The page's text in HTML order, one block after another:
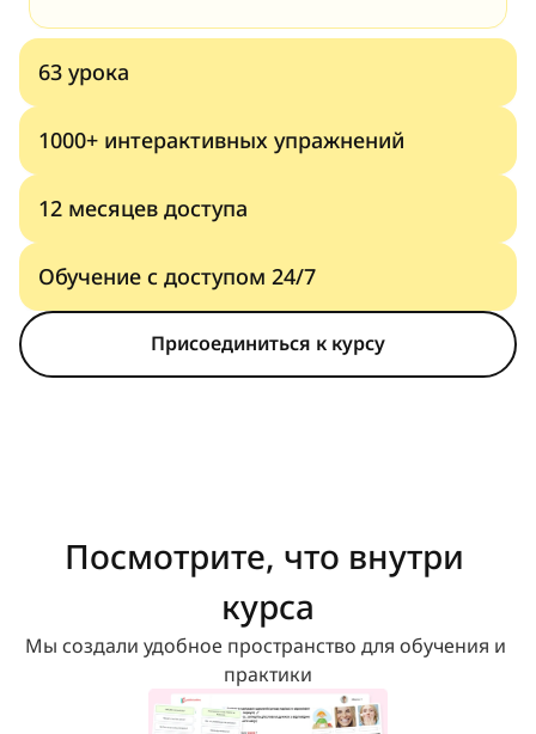
63 урока
1000+ интерактивных упражнений
12 месяцев доступа
Обучение с доступом 24/7
Присоединиться к курсу
Посмотрите, что внутри
курса
Мы создали удобное пространство для обучения и
практики